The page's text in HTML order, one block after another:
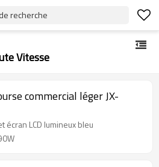
recherche
Vitesse
commercial léger JX-
écran LCD lumineux bleu